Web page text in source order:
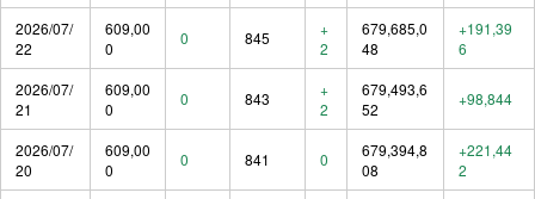
2026/07/
22
609,00
0
0 845
+
2
679,685,0
48
+191,39
6
2026/07/
21
609,00
0
0 843
+
2
679,493,6
52
+98,844
2026/07/
20
609,00
0
0 841 0
679,394,8
08
+221,44
2